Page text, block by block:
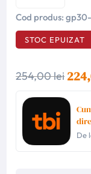
Cod produs:
STOC EPUIZAT
254,00 lei
De